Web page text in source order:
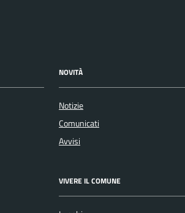
NOVITÀ
Notizie
Comunicati
Avvisi
VIVERE IL COMUNE